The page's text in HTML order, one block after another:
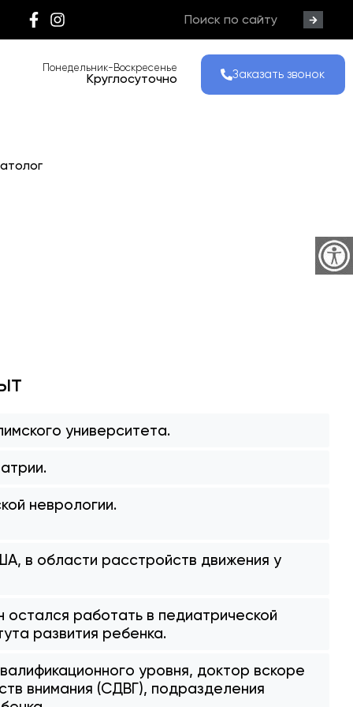
Понедельник-Воскресенье
Круглосуточно Заказать звонок
университета.
неврологии.
в области расстройств движения у
работать в педиатрической
развития ребенка.
уровня, доктор вскоре
внимания (СДВГ), подразделения